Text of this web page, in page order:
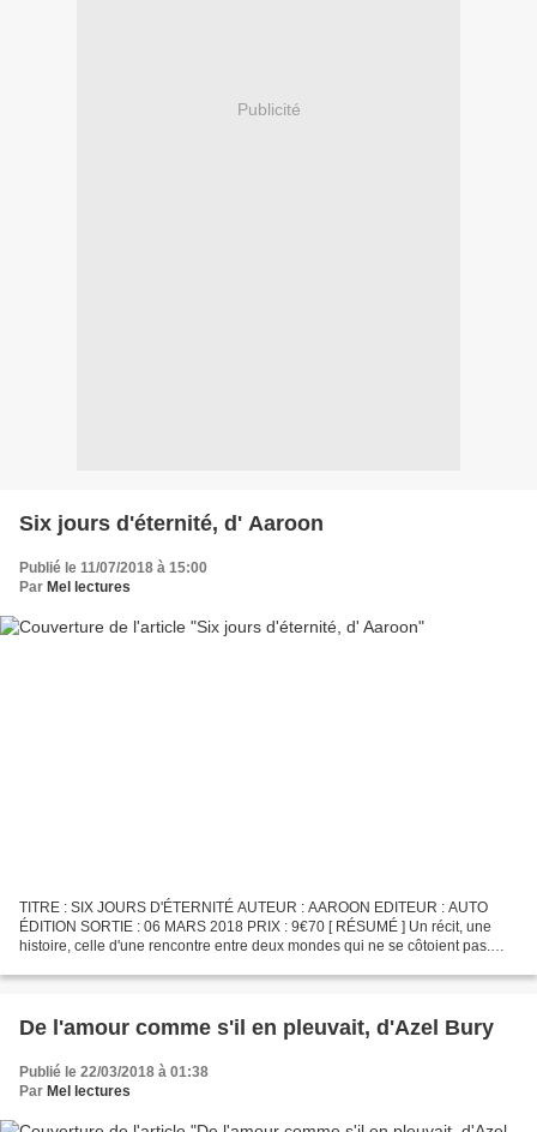
Publicité
Six jours d'éternité, d' Aaroon
Publié le 11/07/2018 à 15:00
Par Mel lectures
TITRE : SIX JOURS D'ÉTERNITÉ AUTEUR : AAROON EDITEUR : AUTO
ÉDITION SORTIE : 06 MARS 2018 PRIX : 9€70 [ RÉSUMÉ ] Un récit, une
histoire, celle d'une rencontre entre deux mondes qui ne se côtoient pas.
De l'amour comme s'il en pleuvait, d'Azel Bury
Publié le 22/03/2018 à 01:38
Par Mel lectures